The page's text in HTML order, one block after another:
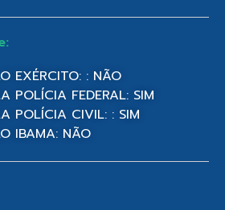
EXÉRCITO: : NÃO
POLÍCIA FEDERAL: SIM
POLÍCIA CIVIL: : SIM
IBAMA: NÃO